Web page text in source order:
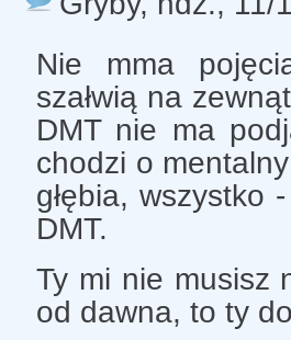
Nie mma
szałwią na
DMT nie ma
chodzi o
głębia, wszystko
DMT.
Ty mi nie musisz
od dawna, to ty